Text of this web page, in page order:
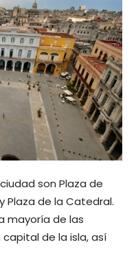
son Plaza de
Plaza de la Catedral.
mayoría de las
de la isla, así